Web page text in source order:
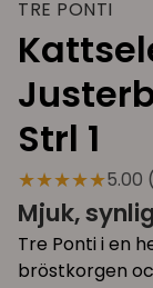
TRE PONTI
Strl 1
★★★★★5.00
Mjuk,
Tre Ponti i en
bröstkorgen